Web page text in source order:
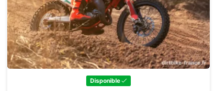
Disponible